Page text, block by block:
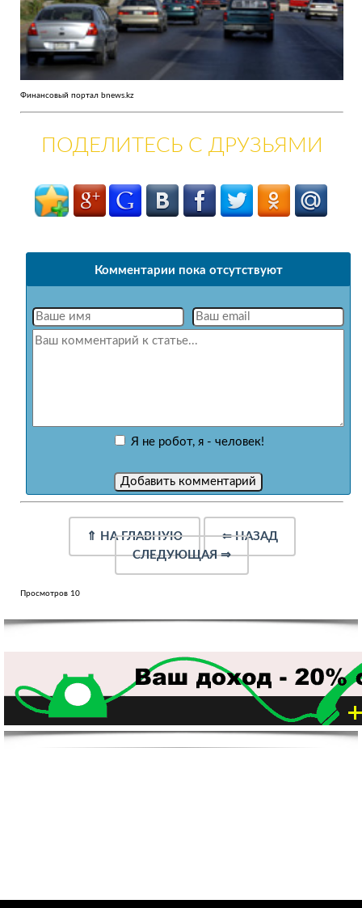
Финансовый портал bnews.kz
ПОДЕЛИТЕСЬ С ДРУЗЬЯМИ
Комментарии пока отсутствуют
Я не робот, я - человек!
⇑ НА ГЛАВНУЮ ⇐НАЗАД
СЛЕДУЮЩАЯ⇒
Просмотров 10